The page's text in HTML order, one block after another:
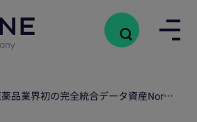
Norstella社、バイオ医薬品業界初の完全統合データ資産NorstellaLinQを発表